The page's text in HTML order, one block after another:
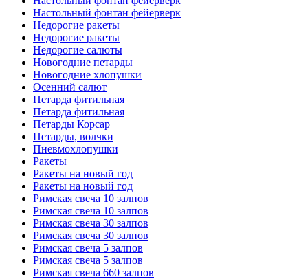
Настольный фонтан фейерверк
Недорогие ракеты
Недорогие ракеты
Недорогие салюты
Новогодние петарды
Новогодние хлопушки
Осенний салют
Петарда фитильная
Петарда фитильная
Петарды Корсар
Петарды, волчки
Пневмохлопушки
Ракеты
Ракеты на новый год
Ракеты на новый год
Римская свеча 10 залпов
Римская свеча 10 залпов
Римская свеча 30 залпов
Римская свеча 30 залпов
Римская свеча 5 залпов
Римская свеча 5 залпов
Римская свеча 660 залпов